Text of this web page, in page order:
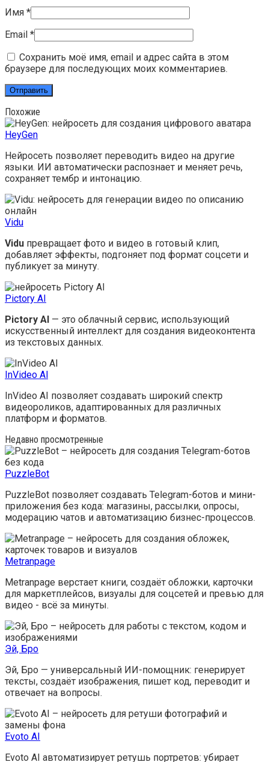
Имя *
Email *
Сохранить моё имя, email и адрес сайта в этом
браузере для последующих моих комментариев.
Похожие
HeyGen
Нейросеть позволяет переводить видео на другие
языки. ИИ автоматически распознает и меняет речь,
сохраняет тембр и интонацию.
Vidu
Vidu превращает фото и видео в готовый клип,
добавляет эффекты, подгоняет под формат соцсети и
публикует за минуту.
Pictory AI
Pictory AI — это облачный сервис, использующий
искусственный интеллект для создания видеоконтента
из текстовых данных.
InVideo Al
InVideo AI позволяет создавать широкий спектр
видеороликов, адаптированных для различных
платформ и форматов.
Недавно просмотренные
PuzzleBot
PuzzleBot позволяет создавать Telegram-ботов и мини-
приложения без кода: магазины, рассылки, опросы,
модерацию чатов и автоматизацию бизнес-процессов.
Metranpage
Metranpage верстает книги, создаёт обложки, карточки
для маркетплейсов, визуалы для соцсетей и превью для
видео - всё за минуты.
Эй, Бро
Эй, Бро — универсальный ИИ-помощник: генерирует
тексты, создаёт изображения, пишет код, переводит и
отвечает на вопросы.
Evoto AI
Evoto AI автоматизирует ретушь портретов: убирает